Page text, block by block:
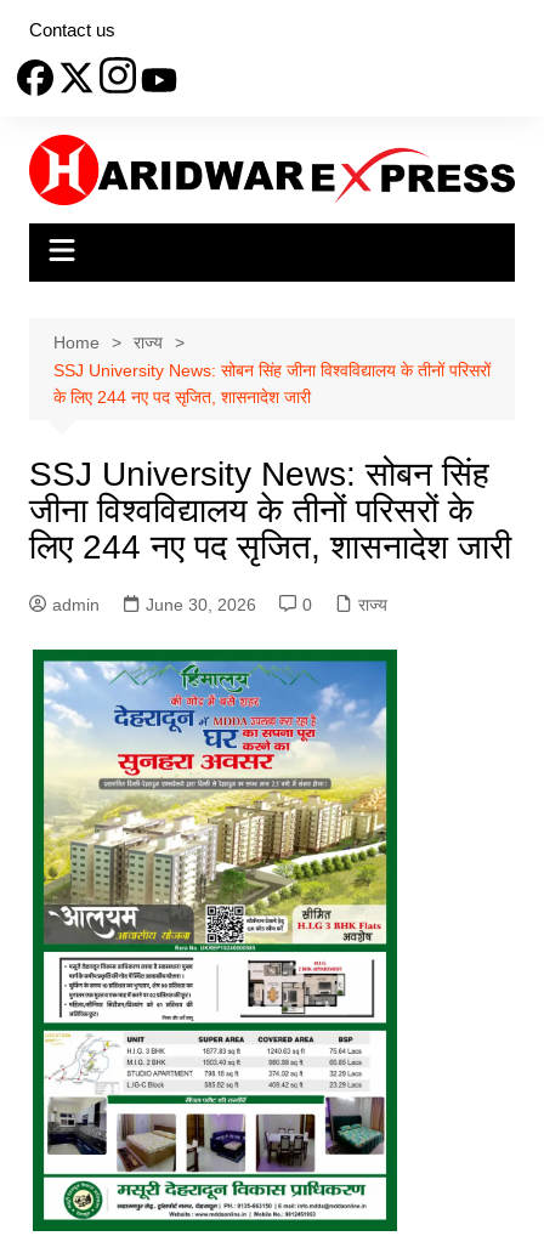
content
Contact us
Home
राज्य
SSJ University News: सोबन सिंह जीना विश्वविद्यालय के तीनों परिसरों
के लिए 244 नए पद सृजित, शासनादेश जारी
SSJ University News: सोबन सिंह
जीना विश्वविद्यालय के तीनों परिसरों के
लिए 244 नए पद सृजित, शासनादेश जारी
admin June 30, 2026 0 राज्य